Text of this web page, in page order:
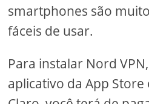
smartphones são muito
fáceis de usar.
Para instalar Nord
aplicativo da App Store